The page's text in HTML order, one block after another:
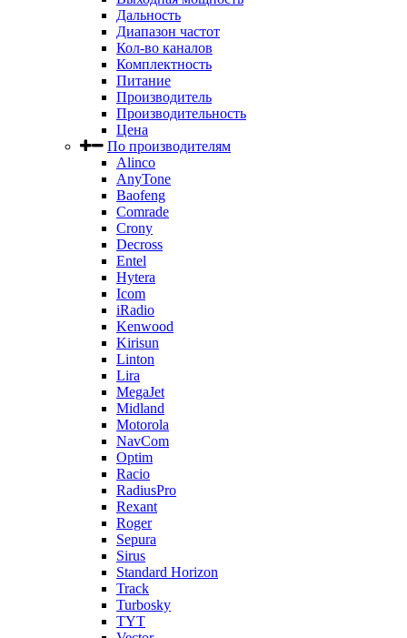
Дальность
Диапазон частот
Кол-во каналов
Комплектность
Питание
Производитель
Производительность
Цена
По производителям
Alinco
AnyTone
Baofeng
Comrade
Crony
Decross
Entel
Hytera
Icom
iRadio
Kenwood
Kirisun
Linton
Lira
MegaJet
Midland
Motorola
NavCom
Optim
Racio
RadiusPro
Rexant
Roger
Sepura
Sirus
Standard Horizon
Track
Turbosky
TYT